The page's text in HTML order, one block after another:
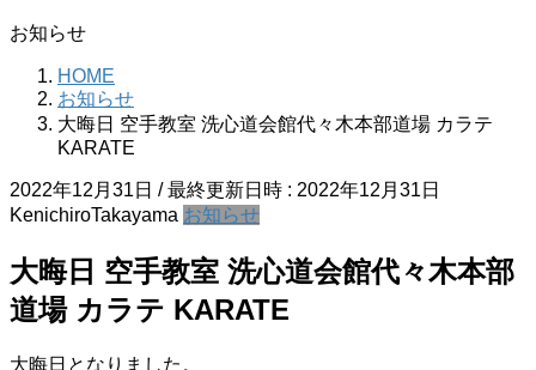
お知らせ
HOME
お知らせ
大晦日 空手教室 洗心道会館代々木本部道場 カラテ
KARATE
2022年12月31日 / 最終更新日時 : 2022年12月31日
KenichiroTakayama お知らせ
大晦日 空手教室 洗心道会館代々木本部
道場 カラテ KARATE
大晦日となりました。